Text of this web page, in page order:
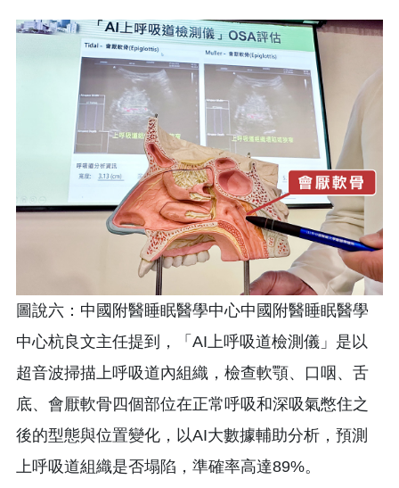
圖說六：中國附醫睡眠醫學中心中國附醫睡眠醫學
中心杭良文主任提到，「AI上呼吸道檢測儀」是以
超音波掃描上呼吸道內組織，檢查軟顎、口咽、舌
底、會厭軟骨四個部位在正常呼吸和深吸氣憋住之
後的型態與位置變化，以AI大數據輔助分析，預測
上呼吸道組織是否塌陷，準確率高達89%。